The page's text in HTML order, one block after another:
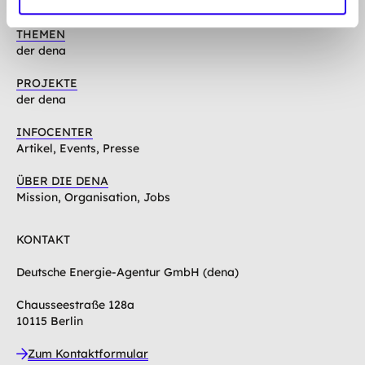
THEMEN
der dena
PROJEKTE
der dena
INFOCENTER
Artikel, Events, Presse
ÜBER DIE DENA
Mission, Organisation, Jobs
KONTAKT
Deutsche Energie-Agentur GmbH (dena)
Chausseestraße 128a
10115 Berlin
Zum Kontaktformular